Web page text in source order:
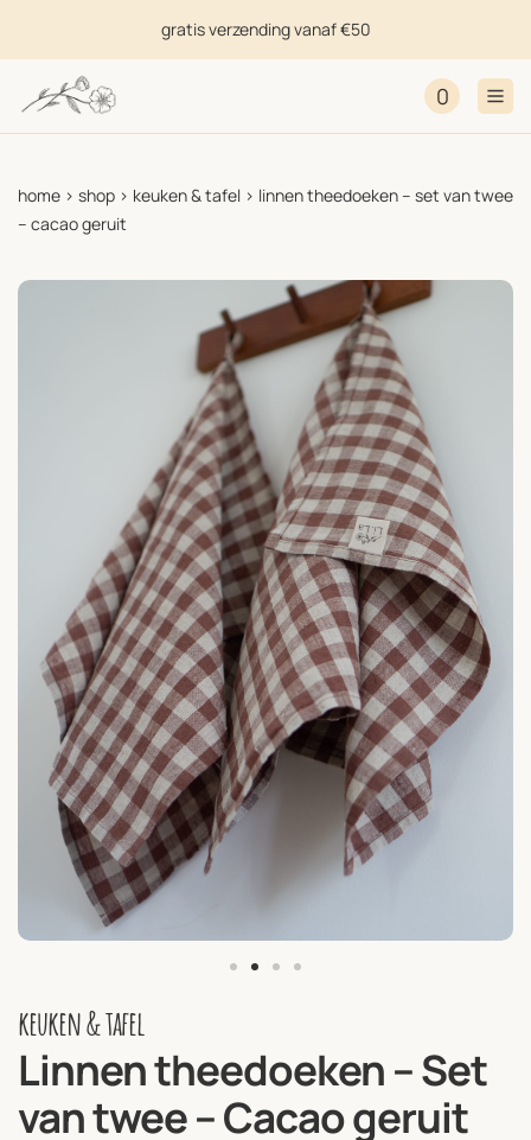
gratis verzending vanaf €50
0
home > shop > keuken & tafel > linnen theedoeken – set van twee
– cacao geruit
keuken & tafel
Linnen theedoeken – Set
van twee – Cacao geruit